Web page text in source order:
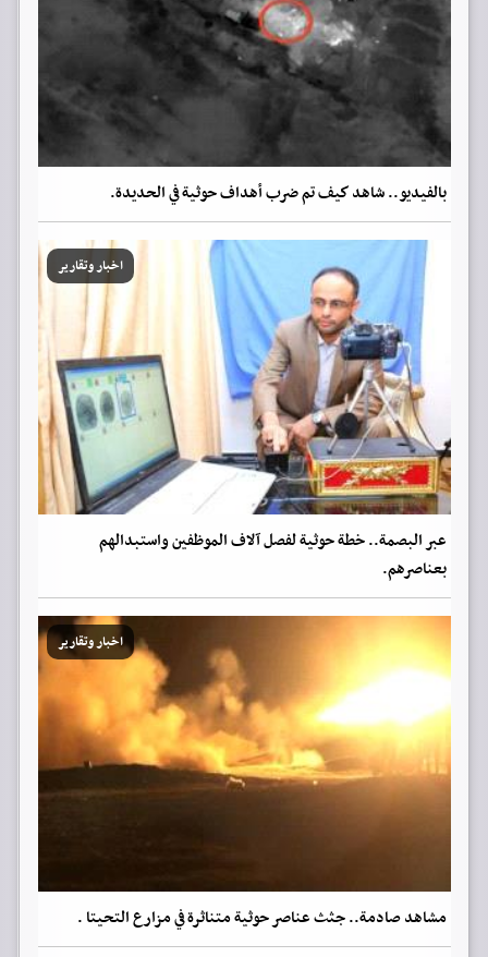
بالفيديو.. شاهد كيف تم ضرب أهداف حوثية في الحديدة.
اخبار وتقارير
عبر البصمة.. خطة حوثية لفصل آلاف الموظفين واستبدالهم
بعناصرهم.
اخبار وتقارير
مشاهد صادمة.. جثث عناصر حوثية متناثرة في مزارع التحيتا .